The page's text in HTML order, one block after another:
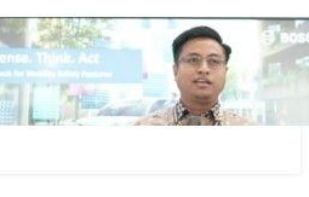
Penentu Baru
Otomotif